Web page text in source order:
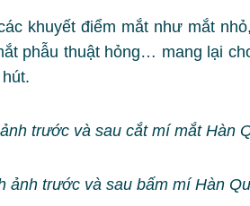
khuyết điểm mắt như mắt
phẫu thuật hỏng… mang lại
trước và sau cắt mí mắt Hàn
ảnh trước và sau bấm mí Hàn